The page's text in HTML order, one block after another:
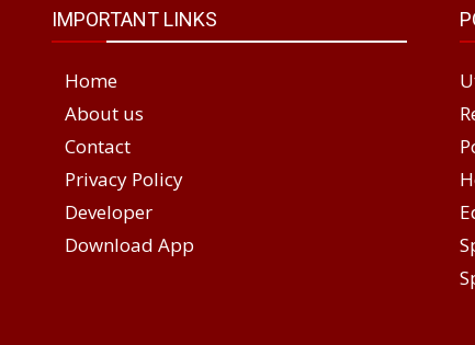
IMPORTANT LINKS
Home
About us
Contact
Privacy Policy
Developer
Download App